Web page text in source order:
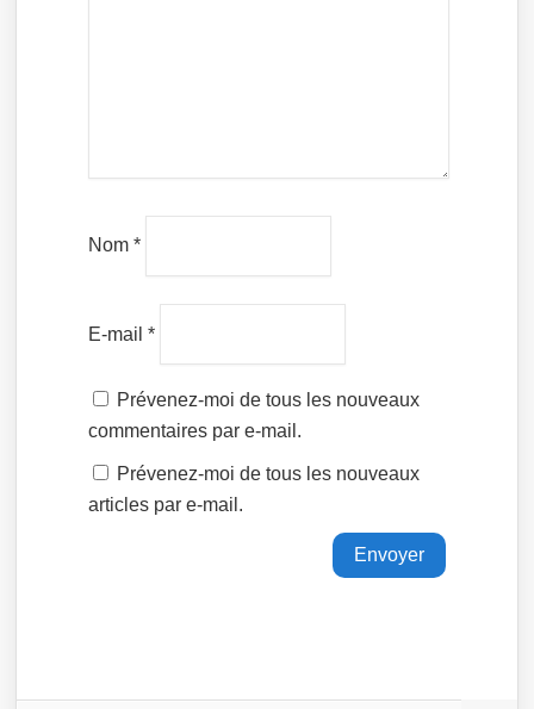
Nom*
E-mail*
Prévenez-moi de tous les nouveaux
commentaires par e-mail.
Prévenez-moi de tous les nouveaux
articles par e-mail.